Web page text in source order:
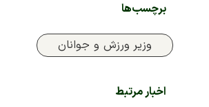
برچسب‌ها
وزیر ورزش و جوانان
اخبار مرتبط